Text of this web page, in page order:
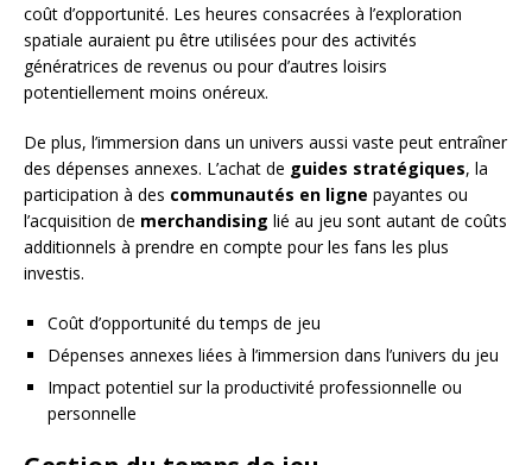
coût d’opportunité. Les heures consacrées à l’exploration
spatiale auraient pu être utilisées pour des activités
génératrices de revenus ou pour d’autres loisirs
potentiellement moins onéreux.
De plus, l’immersion dans un univers aussi vaste peut entraîner
des dépenses annexes. L’achat de guides stratégiques, la
participation à des communautés en ligne payantes ou
l’acquisition de merchandising lié au jeu sont autant de coûts
additionnels à prendre en compte pour les fans les plus
investis.
Coût d’opportunité du temps de jeu
Dépenses annexes liées à l’immersion dans l’univers du jeu
Impact potentiel sur la productivité professionnelle ou
personnelle